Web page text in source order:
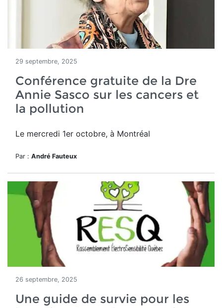
29 septembre, 2025
Conférence gratuite de la Dre
Annie Sasco sur les cancers et
la pollution
Le mercredi 1er octobre, à Montréal
Par : André Fauteux
26 septembre, 2025
Une guide de survie pour les